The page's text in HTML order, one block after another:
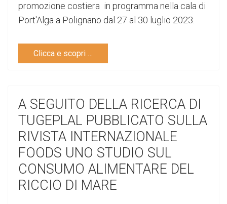
promozione costiera in programma nella cala di
Port'Alga a Polignano dal 27 al 30 luglio 2023.
Clicca e scopri …
A SEGUITO DELLA RICERCA DI
TUGEPLAL PUBBLICATO SULLA
RIVISTA INTERNAZIONALE
FOODS UNO STUDIO SUL
CONSUMO ALIMENTARE DEL
RICCIO DI MARE